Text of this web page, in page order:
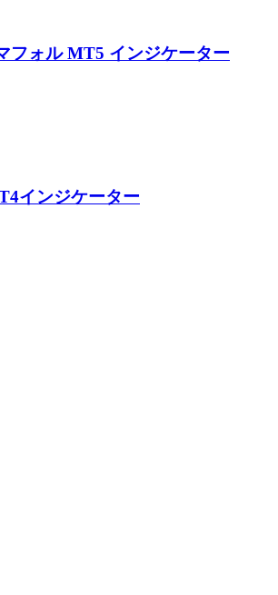
フォル MT5 インジケーター
インジケーター